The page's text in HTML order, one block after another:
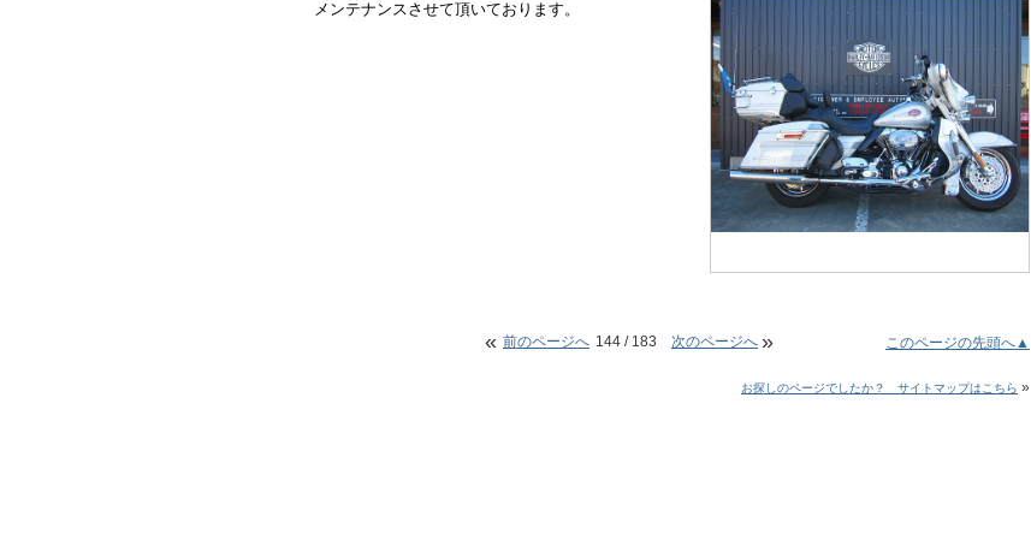
メンテナンスさせて頂いております。
« 前のページへ 144 / 183 次のページへ » このページの先頭へ▲
お探しのページでしたか？ サイトマップはこちら »